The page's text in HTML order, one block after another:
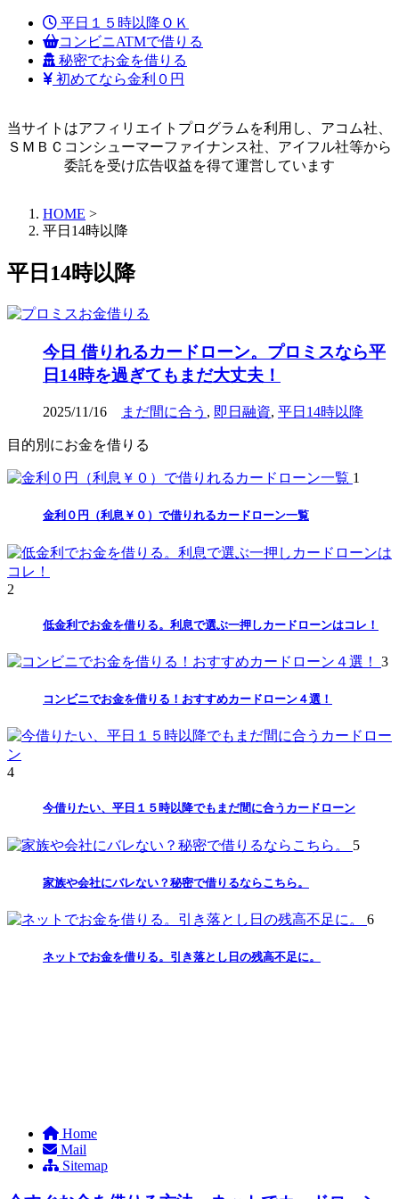
平日１５時以降ＯＫ
コンビニATMで借りる
秘密でお金を借りる
初めてなら金利０円
当サイトはアフィリエイトプログラムを利用し、アコム社、
ＳＭＢＣコンシューマーファイナンス社、アイフル社等から
委託を受け広告収益を得て運営しています
HOME >
平日14時以降
平日14時以降
今日 借りれるカードローン。プロミスなら平
日14時を過ぎてもまだ大丈夫！
2025/11/16 まだ間に合う , 即日融資, 平日14時以降
目的別にお金を借りる
1
金利０円（利息￥０）で借りれるカードローン一覧
2
低金利でお金を借りる。利息で選ぶ一押しカードローンはコレ！
3
コンビニでお金を借りる！おすすめカードローン４選！
4
今借りたい、平日１５時以降でもまだ間に合うカードローン
5
家族や会社にバレない？秘密で借りるならこちら。
6
ネットでお金を借りる。引き落とし日の残高不足に。
Home
Mail
Sitemap